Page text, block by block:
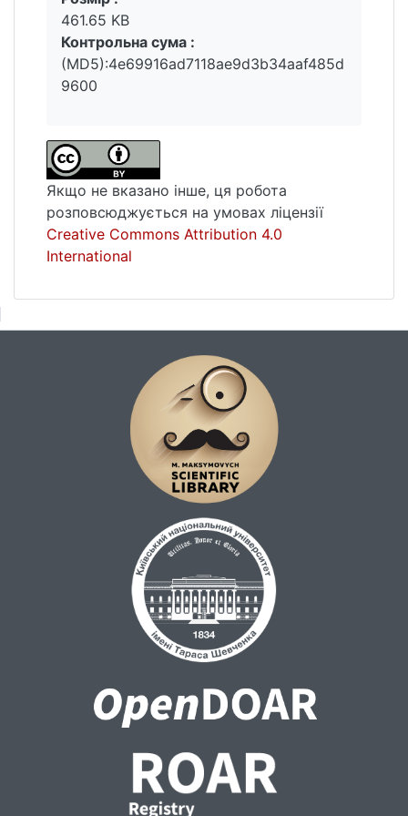
461.65 KB
Контрольна сума :
(MD5):4e69916ad7118ae9d3b34aaf485d
9600
Якщо не вказано інше, ця робота
розповсюджується на умовах ліцензії
Creative Commons Attribution 4.0
International